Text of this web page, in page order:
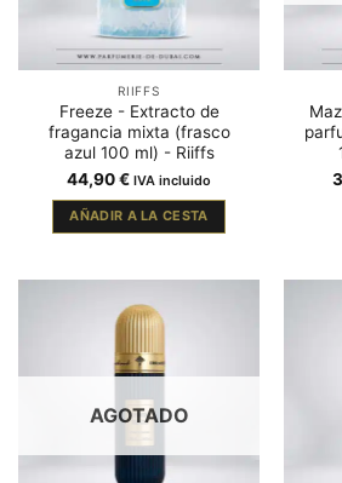
RIIFFS
Freeze - Extracto de
fragancia mixta (frasco
azul 100 ml) - Riiffs
44,90€ IVA incluido
AÑADIR A LA CESTA
AGOTADO